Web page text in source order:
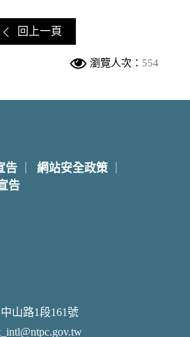
回上一頁
瀏覽人次： 554
告
網站安全政策
告
山路1段161號